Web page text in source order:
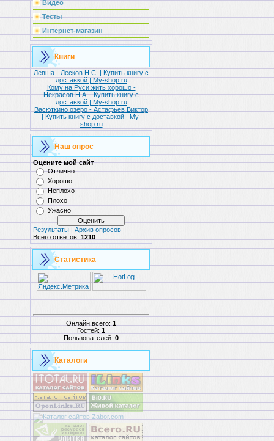
Видео
Тесты
Интернет-магазин
Книги
Левша - Лесков Н.С. | Купить книгу с
доставкой | My-shop.ru
Кому на Руси жить хорошо -
Некрасов Н.А. | Купить книгу с
доставкой | My-shop.ru
Васюткино озеро - Астафьев Виктор
| Купить книгу с доставкой | My-
shop.ru
Наш опрос
Оцените мой сайт
Отлично
Хорошо
Неплохо
Плохо
Ужасно
Результаты|Архив опросов
Всего ответов: 1210
Статистика
Онлайн всего: 1
Гостей: 1
Пользователей: 0
Каталоги